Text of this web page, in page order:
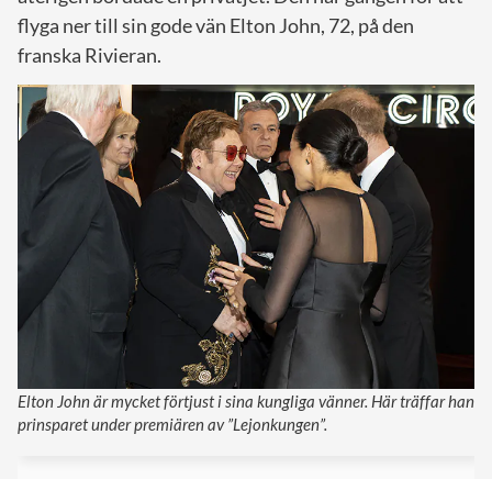
flyga ner till sin gode vän Elton John, 72, på den
franska Rivieran.
Elton John är mycket förtjust i sina kungliga vänner. Här träffar han
prinsparet under premiären av ”Lejonkungen”.